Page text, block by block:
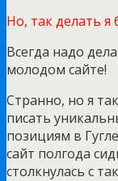
Но, так делать я
Всегда надо
молодом сайте!
Странно, но я
писать
позициям в
сайт полгода
столкнулась с